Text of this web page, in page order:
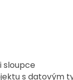
sloupce
s datovým